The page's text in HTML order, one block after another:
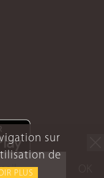
sur
de
PLUS